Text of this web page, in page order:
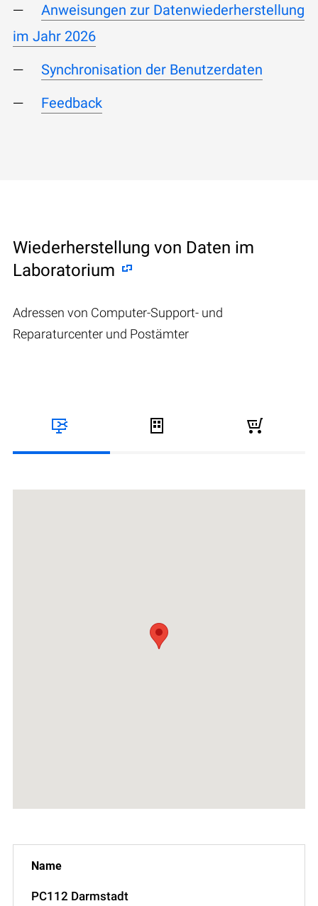
Anweisungen zur Datenwiederherstellung
im Jahr 2026
Synchronisation der Benutzerdaten
Feedback
Wiederherstellung von Daten im
Laboratorium
Adressen von Computer-Support- und
Reparaturcenter und Postämter
PC112 Darmstadt